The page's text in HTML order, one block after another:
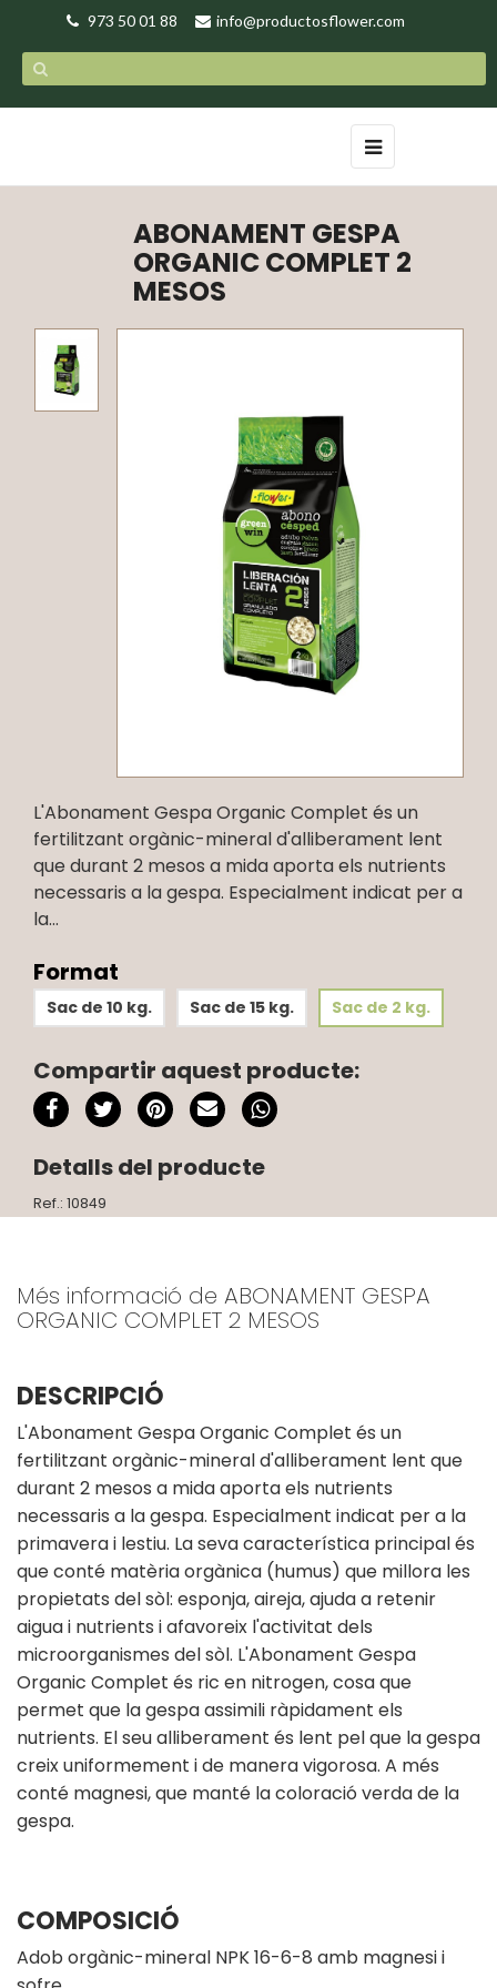
973 50 01 88 info@productosflower.com
Toggle
navigation
☰
ABONAMENT GESPA
ORGANIC COMPLET 2
MESOS
L'Abonament Gespa Organic Complet és un
fertilitzant orgànic-mineral d'alliberament lent
que durant 2 mesos a mida aporta els nutrients
necessaris a la gespa. Especialment indicat per a
la...
Format
Sac de 10 kg. Sac de 15 kg. Sac de 2 kg.
Compartir aquest producte:
Detalls del producte
Ref.: 10849
Més informació de ABONAMENT GESPA
ORGANIC COMPLET 2 MESOS
DESCRIPCIÓ
L'Abonament Gespa Organic Complet és un
fertilitzant orgànic-mineral d'alliberament lent que
durant 2 mesos a mida aporta els nutrients
necessaris a la gespa. Especialment indicat per a la
primavera i lestiu. La seva característica principal és
que conté matèria orgànica (humus) que millora les
propietats del sòl: esponja, aireja, ajuda a retenir
aigua i nutrients i afavoreix l'activitat dels
microorganismes del sòl. L'Abonament Gespa
Organic Complet és ric en nitrogen, cosa que
permet que la gespa assimili ràpidament els
nutrients. El seu alliberament és lent pel que la gespa
creix uniformement i de manera vigorosa. A més
conté magnesi, que manté la coloració verda de la
gespa.
COMPOSICIÓ
Adob orgànic-mineral NPK 16-6-8 amb magnesi i